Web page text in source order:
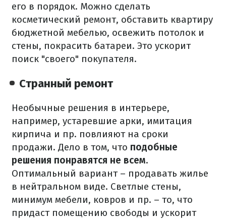
его в порядок. Можно сделать
косметический ремонт, обставить квартиру
бюджетной мебелью, освежить потолок и
стены, покрасить батареи. Это ускорит
поиск "своего" покупателя.
Странный ремонт
Необычные решения в интерьере,
например, устаревшие арки, имитация
кирпича и пр. повлияют на сроки
продажи. Дело в том, что подобные
решения понравятся не всем.
Оптимальный вариант – продавать жилье
в нейтральном виде. Светлые стены,
минимум мебели, ковров и пр. – то, что
придаст помещению свободы и ускорит